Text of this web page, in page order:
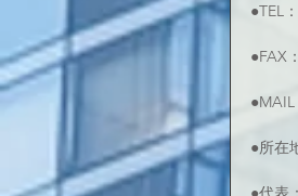
●TEL
●FAX
●所在